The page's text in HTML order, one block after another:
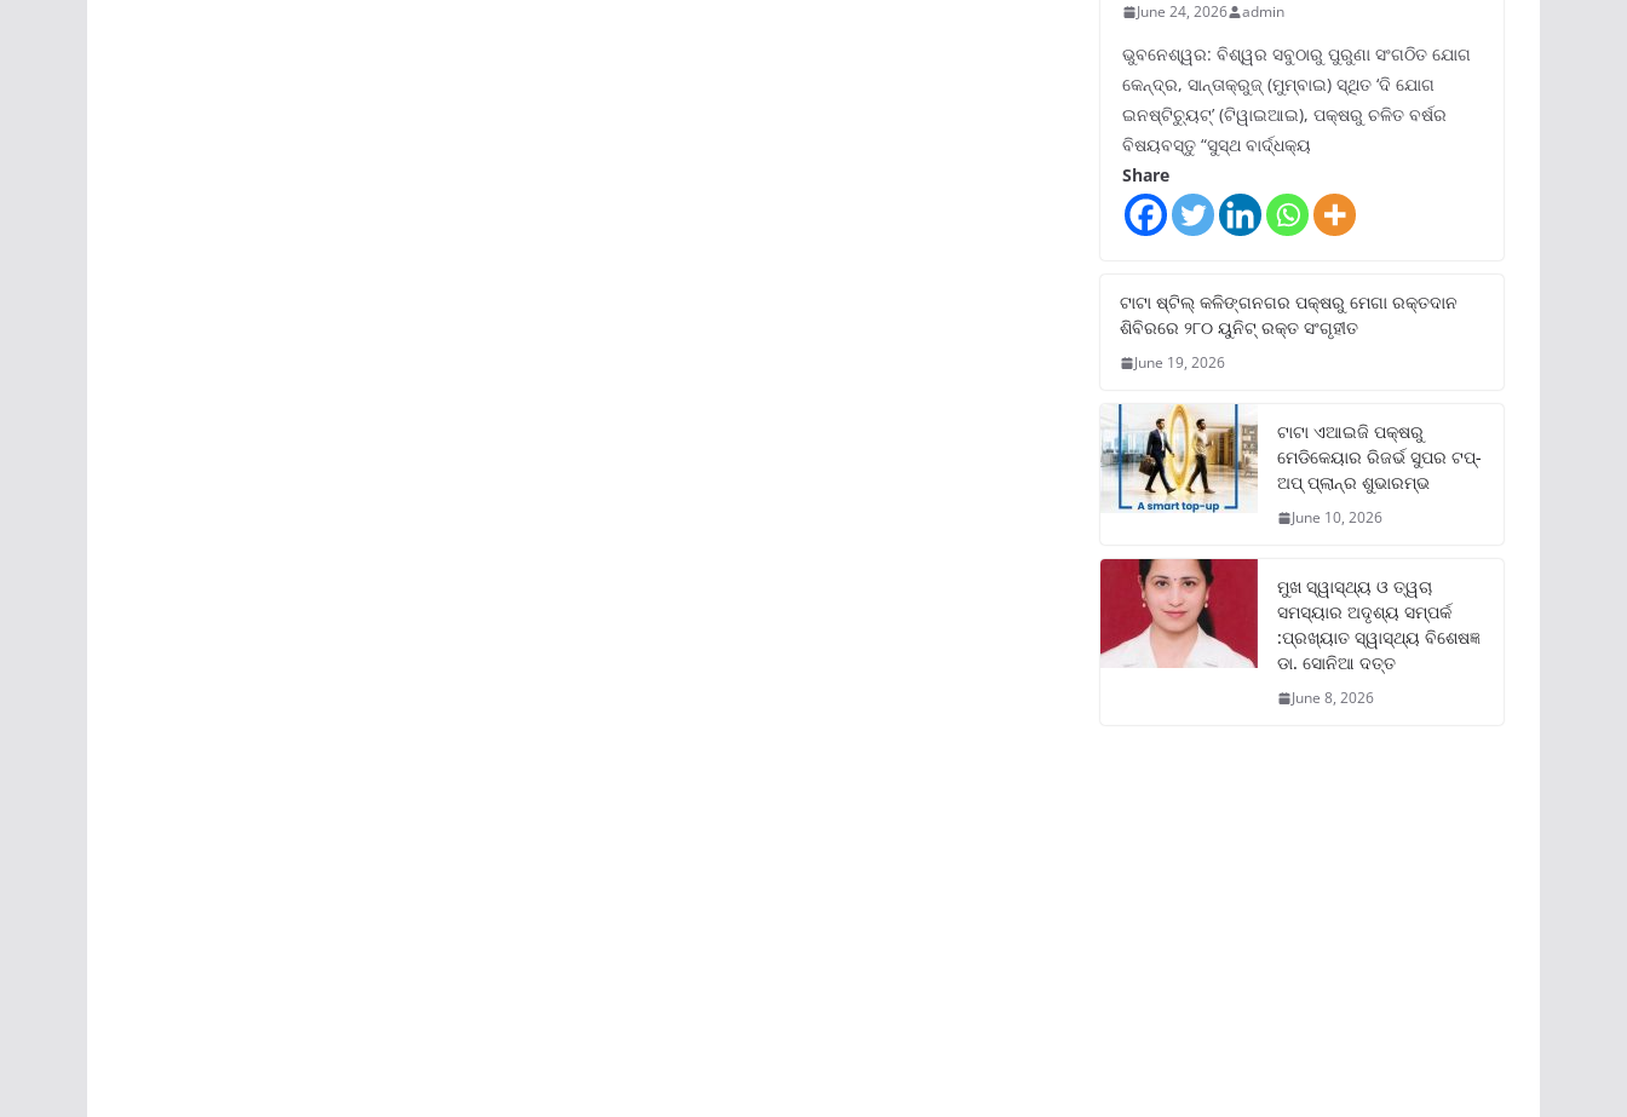
June 24, 2026 admin
ଭୁବନେଶ୍ୱର: ବିଶ୍ୱର ସବୁଠାରୁ ପୁରୁଣା ସଂଗଠିତ ଯୋଗ
କେନ୍ଦ୍ର, ସାନ୍ତାକ୍ରୁଜ୍ (ମୁମ୍ବାଇ) ସ୍ଥିତ ‘ଦି ଯୋଗ
ଇନଷ୍ଟିଚ୍ୟୁଟ୍‌’ (ଟିୱାଇଆଇ), ପକ୍ଷରୁ ଚଳିତ ବର୍ଷର
ବିଷୟବସ୍ତୁ “ସୁସ୍ଥ ବାର୍ଦ୍ଧକ୍ୟ
Share
ଟାଟା ଷ୍ଟିଲ୍‌ କଳିଙ୍ଗନଗର ପକ୍ଷରୁ ମେଗା ରକ୍ତଦାନ
ଶିବିରରେ ୨୮୦ ୟୁନିଟ୍‌ ରକ୍ତ ସଂଗୃହୀତ
June 19, 2026
ଟାଟା ଏଆଇଜି ପକ୍ଷରୁ
ମେଡିକେୟାର ରିଜର୍ଭ ସୁପର ଟପ୍‌-
ଅପ୍ ପ୍ଲାନ୍‌ର ଶୁଭାରମ୍ଭ
June 10, 2026
ମୁଖ ସ୍ୱାସ୍ଥ୍ୟ ଓ ତ୍ୱଚା
ସମସ୍ୟାର ଅଦୃଶ୍ୟ ସମ୍ପର୍କ
:ପ୍ରଖ୍ୟାତ ସ୍ୱାସ୍ଥ୍ୟ ବିଶେଷଜ୍ଞ
ଡା. ସୋନିଆ ଦତ୍ତ
June 8, 2026